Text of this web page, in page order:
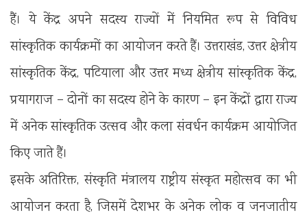
हैं। ये केंद्र अपने सदस्य राज्यों में नियमित रूप से विविध
सांस्कृतिक कार्यक्रमों का आयोजन करते हैं। उत्तराखंड, उत्तर क्षेत्रीय
सांस्कृतिक केंद्र, पटियाला और उत्तर मध्य क्षेत्रीय सांस्कृतिक केंद्र,
प्रयागराज – दोनों का सदस्य होने के कारण – इन केंद्रों द्वारा राज्य
में अनेक सांस्कृतिक उत्सव और कला संवर्धन कार्यक्रम आयोजित
किए जाते हैं।
इसके अतिरिक्त, संस्कृति मंत्रालय राष्ट्रीय संस्कृत महोत्सव का भी
आयोजन करता है, जिसमें देशभर के अनेक लोक व जनजातीय